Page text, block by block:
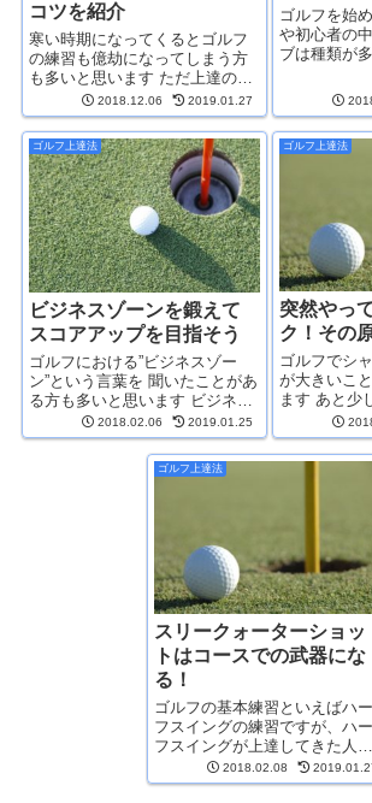
コツを紹介
寒い時期になってくるとゴルフ
の練習も億劫になってしまう方
も多いと思います ただ上達のた
めには練習は欠かせません そし
てコースに出る頻度が少なくな
る分、練習場でじっくりと基礎
を磨き直すのに良い時期でもあ
ります コース...
2018.12.06 2019.01.27
ゴルフを始
や初心者の
ブは種類が
ゴルフの楽
好きなクラ
思います ゴ
役割を覚え
ゴルフ上達法
ビジネスゾーンを鍛えて
スコアアップを目指そう
ゴルフにおける”ビジネスゾー
ン”という言葉を 聞いたことがあ
る方も多いと思います ビジネス
ゾーンについては 腰から腰まで
の範囲 時計の９時から３時まで
（または８時から４時） アドレ
スに入ったときに視界に入って
2018.02.06 2019.01.25
ゴルフ上達法
突然やっ
ク！その
ゴルフでシ
が大きいこ
ます あと少
いうコント
に起こりや
は一回シャ
ゴルフ上達法
スリークォーターショッ
トはコースでの武器にな
る！
ゴルフの基本練習といえばハー
フスイングの練習ですが、ハー
フスイングが上達してきた人、
またはハーフスイングの練習
飽きてきた人が次に取り組む
2018.02.08